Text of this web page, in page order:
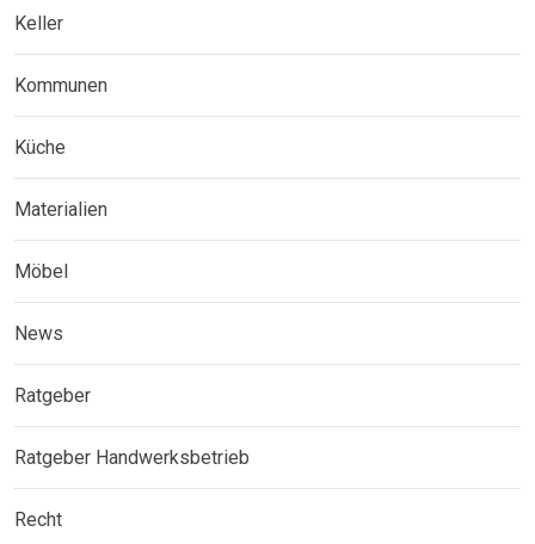
Keller
Kommunen
Küche
Materialien
Möbel
News
Ratgeber
Ratgeber Handwerksbetrieb
Recht